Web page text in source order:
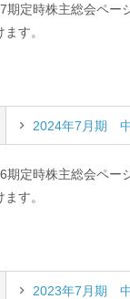
定時株主総会ペー
す。
2024年7月期
定時株主総会ペー
す。
2023年7月期